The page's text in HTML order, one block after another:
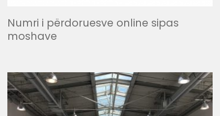
Numri i përdoruesve online sipas
moshave